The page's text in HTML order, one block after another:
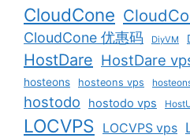
CloudCone
CloudCone 优惠码 DiyVM
HostDare HostDare
hosteons hosteons vps
hostodo hostodo vps
LOCVPS LOCVPS vps